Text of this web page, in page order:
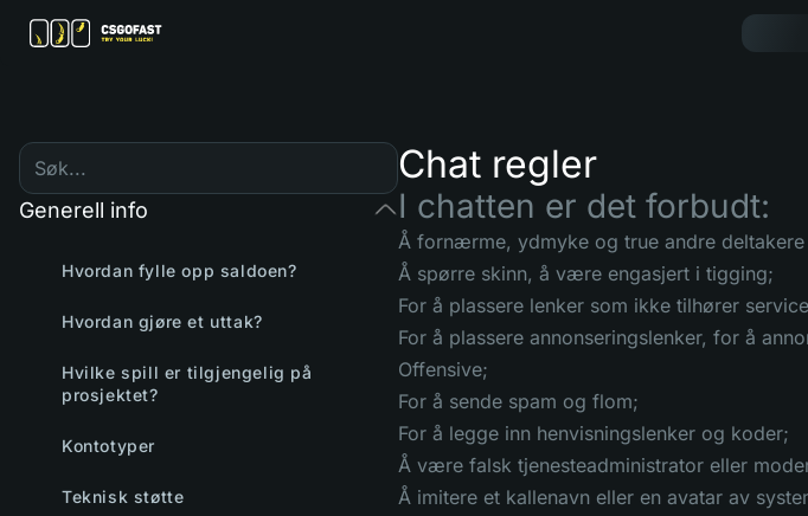
Generell info
Hvordan fylle opp saldoen?
Hvordan gjøre et uttak?
Hvilke spill er tilgjengelig på
prosjektet?
Kontotyper
Teknisk støtte
Chat regler
I chatten er det forbudt:
Å fornærme, ydmyke og true andre
Å spørre skinn, å være engasjert i tigging;
For å plassere lenker som ikke tilhører
For å plassere annonseringslenker, for å
Offensive;
For å sende spam og flom;
For å legge inn henvisningslenker og koder;
Å være falsk tjenesteadministrator eller
Å imitere et kallenavn eller en avatar av